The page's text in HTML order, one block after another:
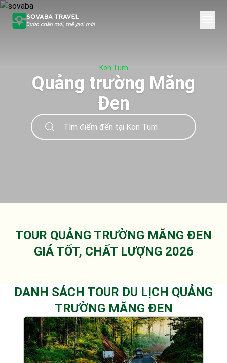
Kon Tum
Quảng trường Măng
Đen
TOUR QUẢNG TRƯỜNG MĂNG ĐEN
GIÁ TỐT, CHẤT LƯỢNG 2026
DANH SÁCH TOUR DU LỊCH QUẢNG
TRƯỜNG MĂNG ĐEN